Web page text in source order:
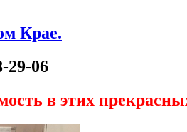
Крае.
29-06
в этих